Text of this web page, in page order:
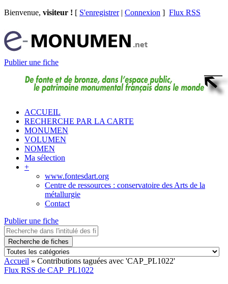
Bienvenue, visiteur ! [ S'enregistrer| Connexion ] Flux RSS
Publier une fiche
ACCUEIL
RECHERCHE PAR LA CARTE
MONUMEN
VOLUMEN
NOMEN
Ma sélection
+
www.fontesdart.org
Centre de ressources : conservatoire des Arts de la
métallurgie
Contact
Publier une fiche
Recherche de fiches
Accueil » Contributions taguées avec 'CAP_PL1022'
Flux RSS de CAP_PL1022